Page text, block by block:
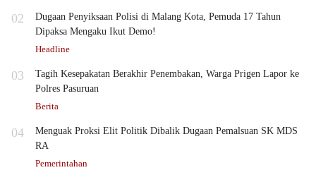
02
Dugaan Penyiksaan Polisi di Malang Kota, Pemuda 17 Tahun
Dipaksa Mengaku Ikut Demo!
Headline
03
Tagih Kesepakatan Berakhir Penembakan, Warga Prigen Lapor ke
Polres Pasuruan
Berita
04
Menguak Proksi Elit Politik Dibalik Dugaan Pemalsuan SK MDS
RA
Pemerintahan